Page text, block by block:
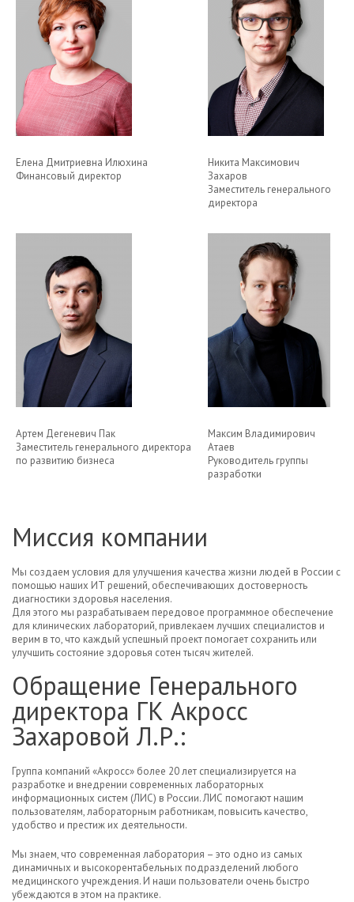
Елена Дмитриевна Илюхина
Финансовый директор
Никита Максимович
Захаров
Заместитель генерального
директора
Артем Дегеневич Пак
Заместитель генерального директора
по развитию бизнеса
Максим Владимирович
Атаев
Руководитель группы
разработки
Миссия компании
Мы создаем условия для улучшения качества жизни людей в России с
помощью наших ИТ решений, обеспечивающих достоверность
диагностики здоровья населения.
Для этого мы разрабатываем передовое программное обеспечение
для клинических лабораторий, привлекаем лучших специалистов и
верим в то, что каждый успешный проект помогает сохранить или
улучшить состояние здоровья сотен тысяч жителей.
Обращение Генерального
директора ГК Акросс
Захаровой Л.Р.:
Группа компаний «Акросс» более 20 лет специализируется на
разработке и внедрении современных лабораторных
информационных систем (ЛИС) в России. ЛИС помогают нашим
пользователям, лабораторным работникам, повысить качество,
удобство и престиж их деятельности.
Мы знаем, что современная лаборатория – это одно из самых
динамичных и высокорентабельных подразделений любого
медицинского учреждения. И наши пользователи очень быстро
убеждаются в этом на практике.